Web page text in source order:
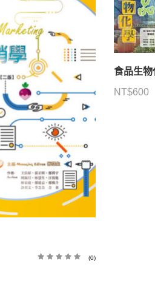
(0)
食品生
NT$600